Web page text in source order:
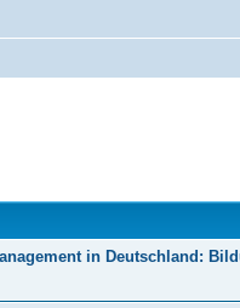
in Deutschland: